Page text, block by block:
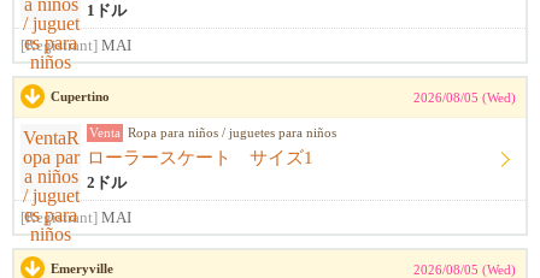
1ドル
[Registrant] MAI
Cupertino 2026/08/05 (Wed)
Venta Ropa para niños / juguetes para niños
ローラースケート サイズ1
2ドル
[Registrant] MAI
Emeryville 2026/08/05 (Wed)